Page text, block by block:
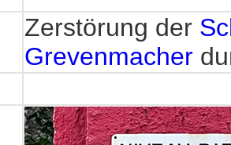
Zerstörung der
Grevenmacher